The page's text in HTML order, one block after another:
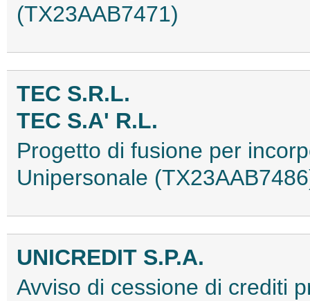
(TX23AAB7471)
TEC S.R.L.
TEC S.A' R.L.
Progetto di fusione per
Unipersonale
UNICREDIT S.P.A.
Avviso di cessione di crediti